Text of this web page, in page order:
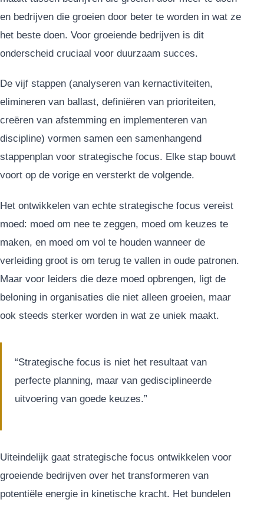
en bedrijven die groeien door beter te worden in wat ze
het beste doen. Voor groeiende bedrijven is dit
onderscheid cruciaal voor duurzaam succes.
De vijf stappen (analyseren van kernactiviteiten,
elimineren van ballast, definiëren van prioriteiten,
creëren van afstemming en implementeren van
discipline) vormen samen een samenhangend
stappenplan voor strategische focus. Elke stap bouwt
voort op de vorige en versterkt de volgende.
Het ontwikkelen van echte strategische focus vereist
moed: moed om nee te zeggen, moed om keuzes te
maken, en moed om vol te houden wanneer de
verleiding groot is om terug te vallen in oude patronen.
Maar voor leiders die deze moed opbrengen, ligt de
beloning in organisaties die niet alleen groeien, maar
ook steeds sterker worden in wat ze uniek maakt.
“Strategische focus is niet het resultaat van
perfecte planning, maar van gedisciplineerde
uitvoering van goede keuzes.”
Uiteindelijk gaat strategische focus ontwikkelen voor
groeiende bedrijven over het transformeren van
potentiële energie in kinetische kracht. Het bundelen